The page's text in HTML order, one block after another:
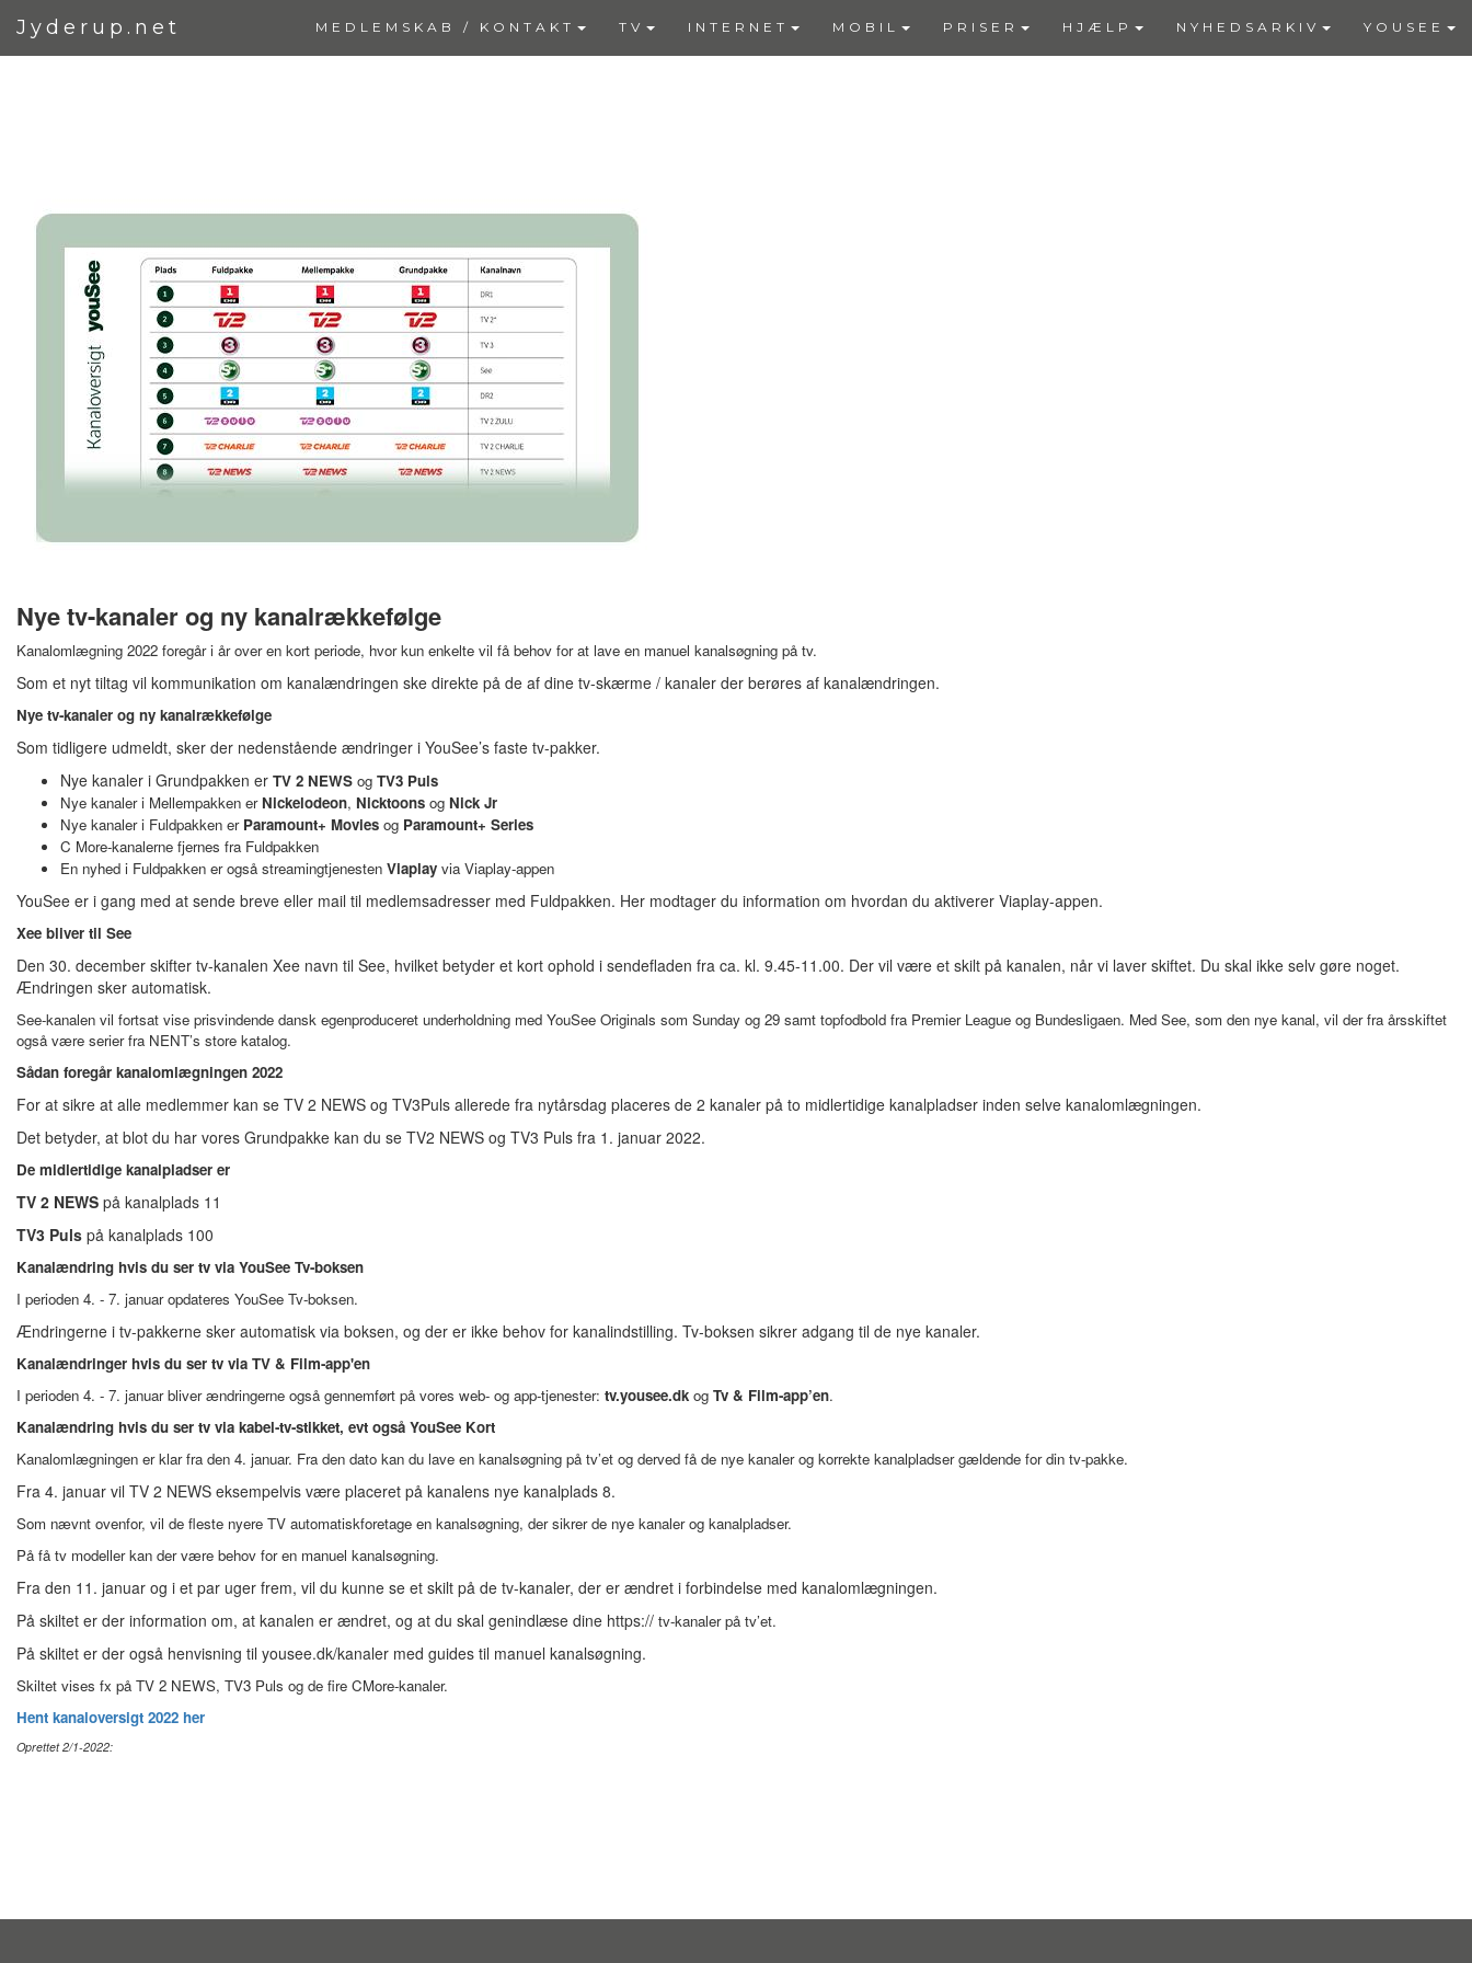
Jyderup.net MEDLEMSKAB / KONTAKT TV INTERNET MOBIL PRISER HJÆLP NYHEDSARKIV YOUSEE
Nye tv-kanaler og ny kanalrækkefølge
Kanalomlægning 2022 foregår i år over en kort periode, hvor kun enkelte vil få behov for at lave en manuel kanalsøgning på tv.
Som et nyt tiltag vil kommunikation om kanalændringen ske direkte på de af dine tv-skærme / kanaler der berøres af kanalændringen.
Nye tv-kanaler og ny kanalrækkefølge
Som tidligere udmeldt, sker der nedenstående ændringer i YouSee’s faste tv-pakker.
Nye kanaler i Grundpakken er TV 2 NEWS og TV3 Puls
Nye kanaler i Mellempakken er Nickelodeon, Nicktoons og Nick Jr
Nye kanaler i Fuldpakken er Paramount+ Movies og Paramount+ Series
C More-kanalerne fjernes fra Fuldpakken
En nyhed i Fuldpakken er også streamingtjenesten Viaplay via Viaplay-appen
YouSee er i gang med at sende breve eller mail til medlemsadresser med Fuldpakken. Her modtager du information om hvordan du aktiverer Viaplay-appen.
Xee bliver til See
Den 30. december skifter tv-kanalen Xee navn til See, hvilket betyder et kort ophold i sendefladen fra ca. kl. 9.45-11.00. Der vil være et skilt på kanalen, når vi laver skiftet. Du skal ikke selv gøre noget.
Ændringen sker automatisk.
See-kanalen vil fortsat vise prisvindende dansk egenproduceret underholdning med YouSee Originals som Sunday og 29 samt topfodbold fra Premier League og Bundesligaen. Med See, som den nye kanal, vil der fra årsskiftet
også være serier fra NENT’s store katalog.
Sådan foregår kanalomlægningen 2022
For at sikre at alle medlemmer kan se TV 2 NEWS og TV3Puls allerede fra nytårsdag placeres de 2 kanaler på to midlertidige kanalpladser inden selve kanalomlægningen.
Det betyder, at blot du har vores Grundpakke kan du se TV2 NEWS og TV3 Puls fra 1. januar 2022.
De midlertidige kanalpladser er
TV 2 NEWS på kanalplads 11
TV3 Puls på kanalplads 100
Kanalændring hvis du ser tv via YouSee Tv-boksen
I perioden 4. - 7. januar opdateres YouSee Tv-boksen.
Ændringerne i tv-pakkerne sker automatisk via boksen, og der er ikke behov for kanalindstilling. Tv-boksen sikrer adgang til de nye kanaler.
Kanalændringer hvis du ser tv via TV & Film-app'en
I perioden 4. - 7. januar bliver ændringerne også gennemført på vores web- og app-tjenester: tv.yousee.dk og Tv & Film-app’en.
Kanalændring hvis du ser tv via kabel-tv-stikket, evt også YouSee Kort
Kanalomlægningen er klar fra den 4. januar. Fra den dato kan du lave en kanalsøgning på tv’et og derved få de nye kanaler og korrekte kanalpladser gældende for din tv-pakke.
Fra 4. januar vil TV 2 NEWS eksempelvis være placeret på kanalens nye kanalplads 8.
Som nævnt ovenfor, vil de fleste nyere TV automatiskforetage en kanalsøgning, der sikrer de nye kanaler og kanalpladser.
På få tv modeller kan der være behov for en manuel kanalsøgning.
Fra den 11. januar og i et par uger frem, vil du kunne se et skilt på de tv-kanaler, der er ændret i forbindelse med kanalomlægningen.
På skiltet er der information om, at kanalen er ændret, og at du skal genindlæse dine https:// tv-kanaler på tv’et.
På skiltet er der også henvisning til yousee.dk/kanaler med guides til manuel kanalsøgning.
Skiltet vises fx på TV 2 NEWS, TV3 Puls og de fire CMore-kanaler.
Hent kanaloversigt 2022 her
Oprettet 2/1-2022: